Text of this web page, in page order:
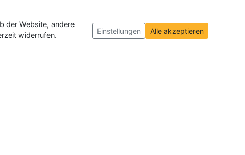
der Website, andere
widerrufen.
Einstellungen Alle akzeptieren